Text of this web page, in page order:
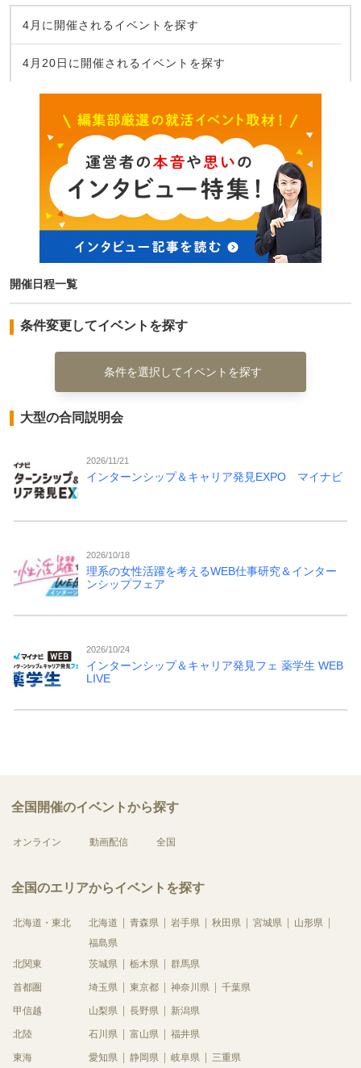
4月に開催されるイベントを探す
4月20日に開催されるイベントを探す
開催日程一覧
条件変更してイベントを探す
条件を選択してイベントを探す
大型の合同説明会
2026/11/21
インターンシップ＆キャリア発見EXPO マイナビ
2026/10/18
理系の女性活躍を考えるWEB仕事研究＆インター
ンシップフェア
2026/10/24
インターンシップ＆キャリア発見フェ 薬学生 WEB
LIVE
全国開催のイベントから探す
オンライン 動画配信 全国
全国のエリアからイベントを探す
北海道・東北 北海道 青森県 岩手県 秋田県 宮城県
山形県
福島県
北関東
茨城県 栃木県 群馬県
首都圏 埼玉県 東京都 神奈川県 千葉県
甲信越 山梨県 長野県 新潟県
北陸 石川県 富山県 福井県
東海 愛知県 静岡県 岐阜県 三重県